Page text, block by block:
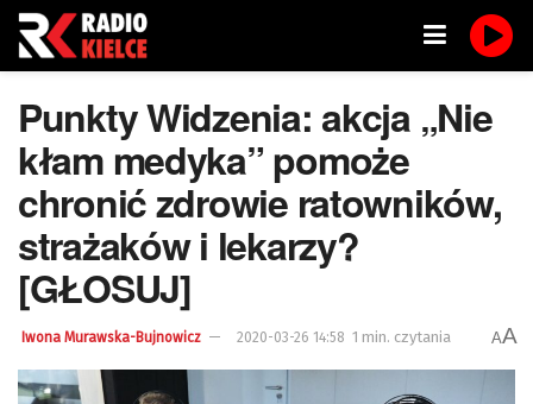
Punkty Widzenia: akcja „Nie
kłam medyka” pomoże
chronić zdrowie ratowników,
strażaków i lekarzy?
[GŁOSUJ]
Iwona Murawska-Bujnowicz 2020-03-26 14:58 1 min. czytania AA